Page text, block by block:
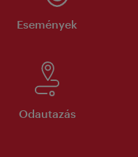
Események
Odautazás